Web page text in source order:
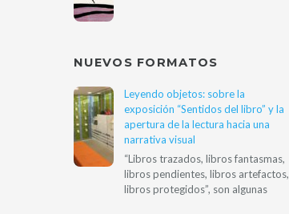
NUEVOS FORMATOS
Leyendo objetos: sobre la
exposición “Sentidos del libro” y la
apertura de la lectura hacia una
narrativa visual
“Libros trazados, libros fantasmas,
libros pendientes, libros artefactos,
libros protegidos”, son algunas